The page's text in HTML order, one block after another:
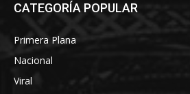
CATEGORÍA POPULAR
Primera Plana
Nacional
Viral